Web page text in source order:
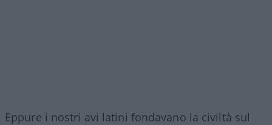
Eppure i nostri avi latini fondavano la civiltà sul